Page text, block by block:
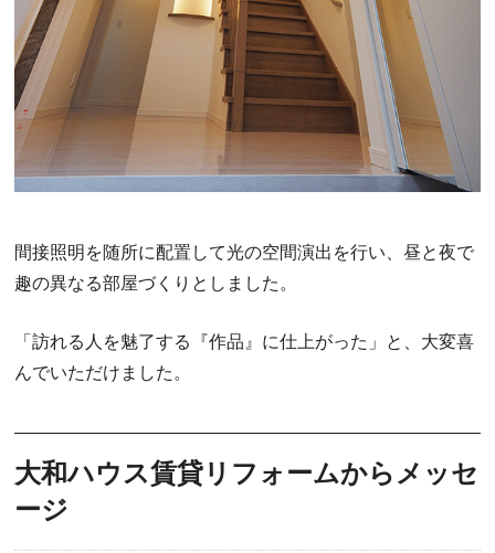
間接照明を随所に配置して光の空間演出を行い、昼と夜で
趣の異なる部屋づくりとしました。
「訪れる人を魅了する『作品』に仕上がった」と、大変喜
んでいただけました。
大和ハウス賃貸リフォームからメッセ
ージ